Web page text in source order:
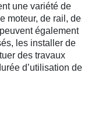
une variété de
moteur, de rail, de
également
les installer de
des travaux
d’utilisation de